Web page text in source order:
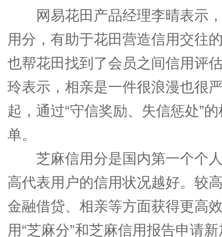
网易花田产品经理李晴表示，
用分，有助于花田营造信用交往
也帮花田找到了会员之间信用评
玲表示，相亲是一件很浪漫也很
起，通过“守信奖励、失信惩处”
单。
芝麻信用分是国内第一个个人
高代表用户的信用状况越好。较
金融借贷、相亲等方面获得更高
用“芝麻分”和芝麻信用报告申请